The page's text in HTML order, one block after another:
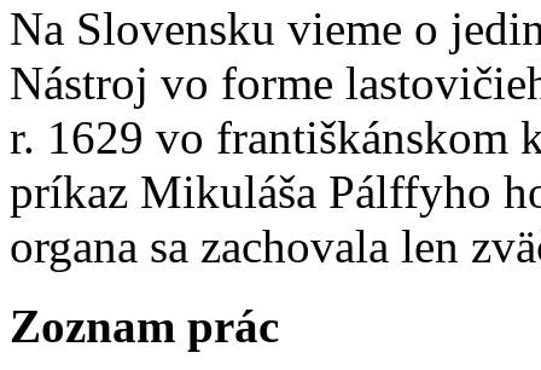
Na Slovensku vieme o
Nástroj vo forme
r. 1629 vo františkánskom
príkaz Mikuláša Pálffyho
organa sa zachovala len
Zoznam prác